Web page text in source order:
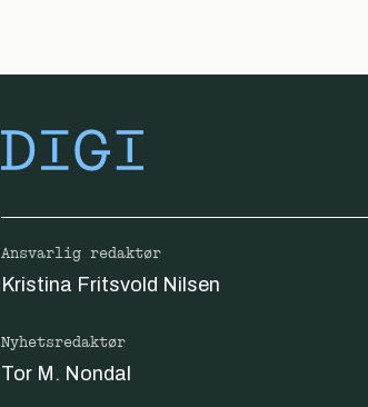
Ansvarlig redaktør
Kristina Fritsvold Nilsen
Nyhetsredaktør
Tor M. Nondal